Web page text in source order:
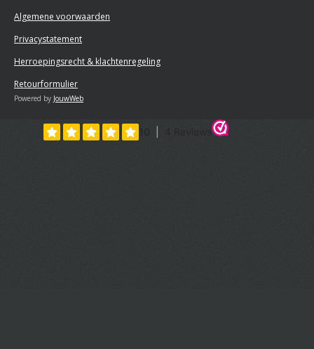
Algemene voorwaarden
Privacystatement
Herroepingsrecht & klachtenregeling
Retourformulier
Powered by JouwWeb